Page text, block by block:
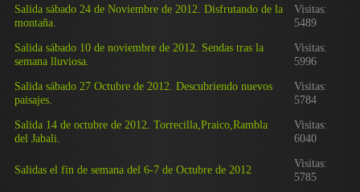
Salida sábado 24 de Noviembre de 2012. Disfrutando de la
montaña.
Visitas:
5489
Salida sábado 10 de noviembre de 2012. Sendas tras la
semana lluviosa.
Visitas:
5996
Salida sábado 27 Octubre de 2012. Descubriendo nuevos
paisajes.
Visitas:
5784
Salida 14 de octubre de 2012. Torrecilla,Praico,Rambla
del Jabali.
Visitas:
6040
Salidas el fin de semana del 6-7 de Octubre de 2012
Visitas:
5785